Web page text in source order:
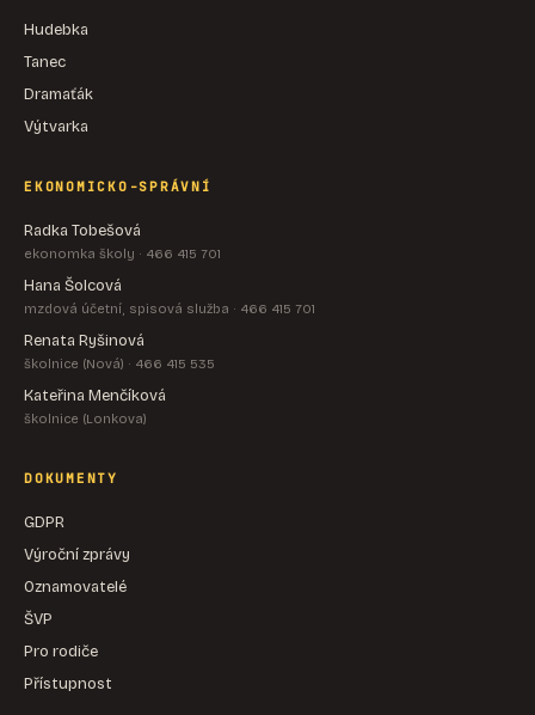
Hudebka
Tanec
Dramaťák
Výtvarka
EKONOMICKO-SPRÁVNÍ
Radka Tobešová
ekonomka školy · 466 415 701
Hana Šolcová
mzdová účetní, spisová služba · 466 415 701
Renata Ryšinová
školnice (Nová) · 466 415 535
Kateřina Menčíková
školnice (Lonkova)
DOKUMENTY
GDPR
Výroční zprávy
Oznamovatelé
ŠVP
Pro rodiče
Přístupnost